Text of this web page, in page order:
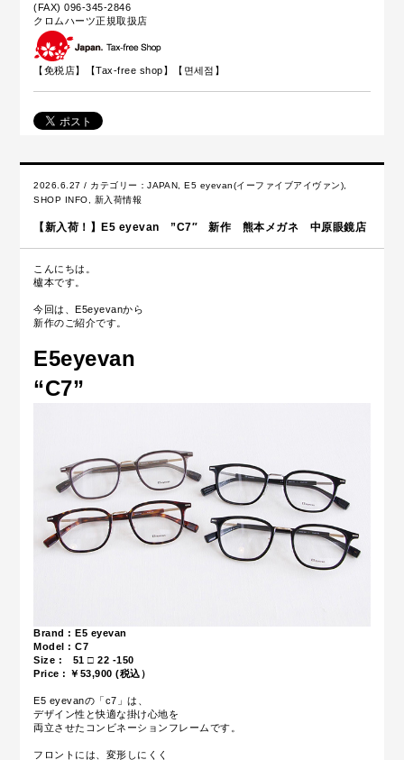
(FAX) 096-345-2846
クロムハーツ正規取扱店
【免税店】【Tax-free shop】【면세점】
2026.6.27 / カテゴリー：JAPAN ,E5 eyevan(イーファイブアイヴァン),
SHOP INFO
新入荷情報
【新入荷！】E5 eyevan ”C7″ 新作 熊本メガネ 中原眼鏡店
こんにちは。
櫨本です。
今回は、E5eyevanから
新作のご紹介です。
E5eyevan
“C7”
Brand : E5 eyevan
Model : C7
Size : 51 □ 22 -150
Price : ￥53,900 (税込）
E5 eyevanの「c7」は、
デザイン性と快適な掛け心地を
両立させたコンビネーションフレームです。
フロントには、変形しにくく